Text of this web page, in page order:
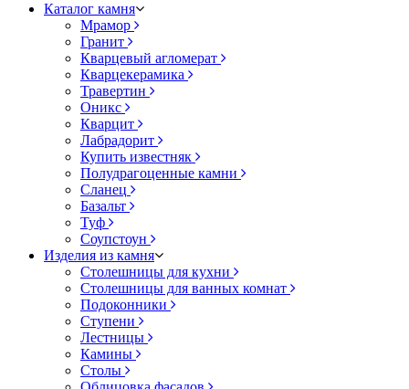
Каталог камня
Мрамор
Гранит
Кварцевый агломерат
Кварцекерамика
Травертин
Оникс
Кварцит
Лабрадорит
Купить известняк
Полудрагоценные камни
Сланец
Базальт
Туф
Соупстоун
Изделия из камня
Столешницы для кухни
Столешницы для ванных комнат
Подоконники
Ступени
Лестницы
Камины
Столы